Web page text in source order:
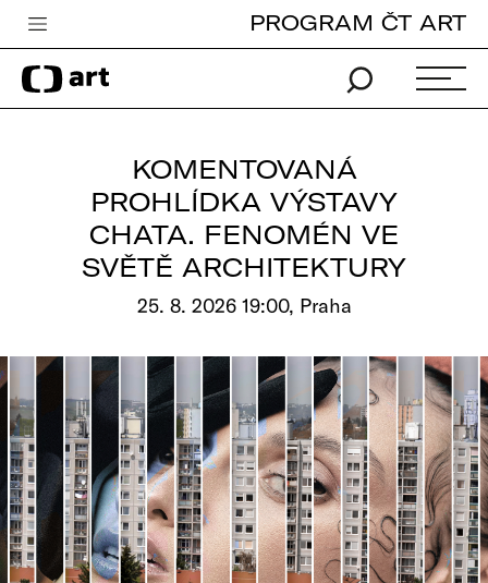
Česká televize
Zpravodajství
TV program
Vše o ČT
PROGRAM ČT ART
KOMENTOVANÁ
PROHLÍDKA VÝSTAVY
CHATA. FENOMÉN VE
SVĚTĚ ARCHITEKTURY
25. 8. 2026 19:00, Praha